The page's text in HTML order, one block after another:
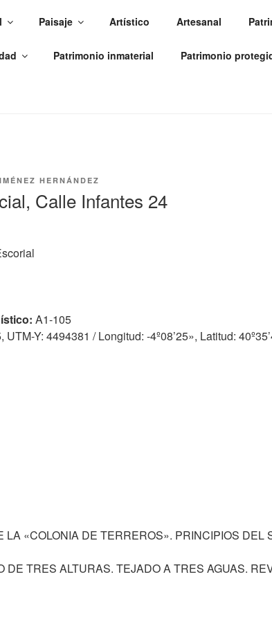
Paisaje Artístico Artesanal
Patrimonio inmaterial Patrimonio
HERNÁNDEZ
Calle Infantes 24
A1-105
UTM-Y: 4494381 / Longitud: -4º08’25», Latitud:
LA «COLONIA DE TERREROS». PRINCIPIOS DEL
DE TRES ALTURAS. TEJADO A TRES AGUAS.